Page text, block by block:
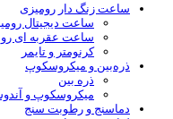
ساعت زنگ دار رومیزی
ساعت دیجیتال
ساعت عقربه ای
کرنومتر و تایمر
ذره‌بین و میکروسکوپ
ذره بین
میکروسکوپ و
دماسنج و رطوبت سنج